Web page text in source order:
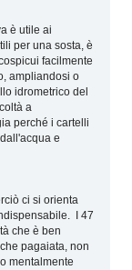
è utile ai
per una sosta, è
facilmente
ampliandosi o
idrometrico del
a
perché i cartelli
e
avvenuto.
ci si orienta
I 47
che è ben
pagaiata, non
mentalmente